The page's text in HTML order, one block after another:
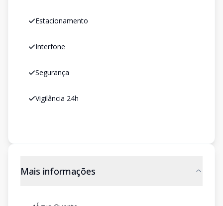
Estacionamento
Interfone
Segurança
Vigilância 24h
Mais informações